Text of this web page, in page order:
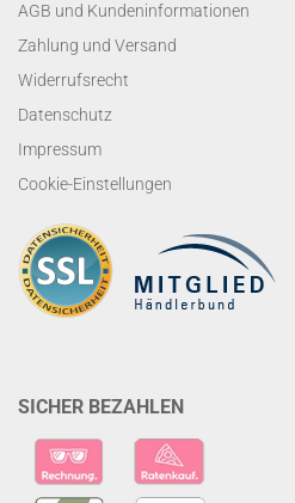
AGB und Kundeninformationen
Zahlung und Versand
Widerrufsrecht
Datenschutz
Impressum
Cookie-Einstellungen
SICHER BEZAHLEN